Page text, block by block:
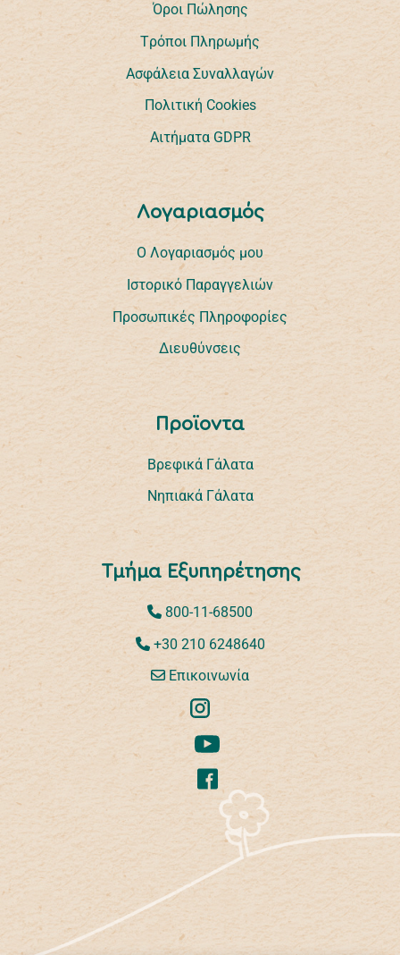
Όροι Πώλησης
Tρόποι Πληρωμής
Ασφάλεια Συναλλαγών
Πολιτική Cookies
Αιτήματα GDPR
Λογαριασμός
Ο Λογαριασμός μου
Ιστορικό Παραγγελιών
Προσωπικές Πληροφορίες
Διευθύνσεις
Προϊοντα
Βρεφικά Γάλατα
Νηπιακά Γάλατα
Τμήμα Εξυπηρέτησης
800-11-68500
+30 210 6248640
Επικοινωνία